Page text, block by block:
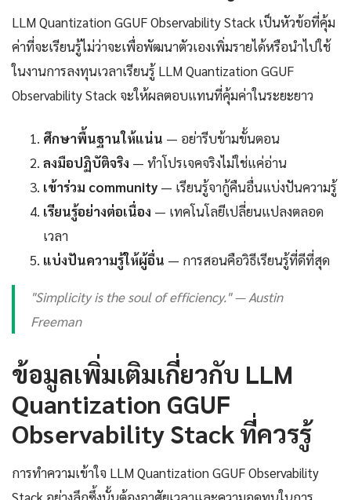
LLM Quantization GGUF Observability Stack เป็นหัวข้อที่คุ้ม
ค่าที่จะเรียนรู้ไม่ว่าจะเพื่อพัฒนาตัวเองเพิ่มรายได้หรือนำไปใช้
ในงานการลงทุนเวลาเรียนรู้ LLM Quantization GGUF
Observability Stack จะให้ผลตอบแทนที่คุ้มค่าในระยะยาว
ศึกษาพื้นฐานให้แน่น — อย่ารีบข้ามขั้นตอน
ลงมือปฏิบัติจริง — ทำโปรเจคจริงไม่ใช่แค่อ่าน
เข้าร่วม community — เรียนรู้จากู้คืนอื่นแบ่งปันความรู้
เรียนรู้อย่างต่อเนื่อง — เทคโนโลยีเปลี่ยนแปลงตลอด
เวลา
แบ่งปันความรู้ให้ผู้อื่น — การสอนคือวิธีเรียนรู้ที่ดีที่สุด
"Simplicity is the soul of efficiency." — Austin
Freeman
ข้อมูลเพิ่มเติมเกี่ยวกับ LLM
Quantization GGUF
Observability Stack ที่ควรรู้
การทำความเข้าใจ LLM Quantization GGUF Observability